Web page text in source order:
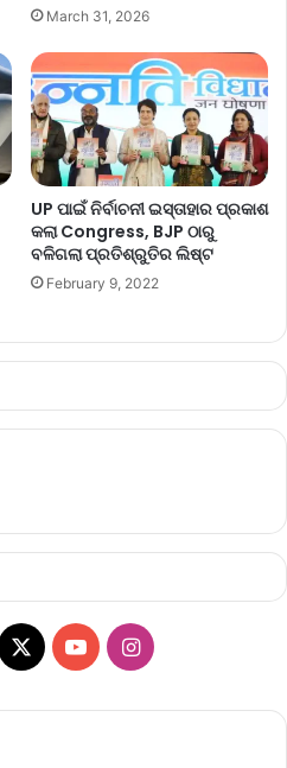
March 31, 2026
UP ପାଇଁ ନିର୍ବାଚନୀ ଇସ୍ତାହାର ପ୍ରକାଶ
କଲା Congress, BJP ଠାରୁ
ବଳିଗଲା ପ୍ରତିଶ୍ରୁତିର ଲିଷ୍ଟ
February 9, 2022
X
Y
I